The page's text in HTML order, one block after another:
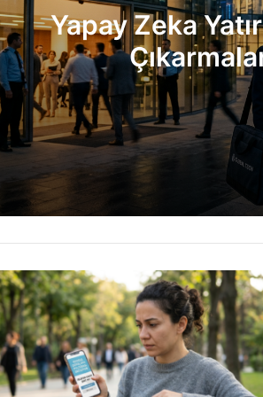
Yapay Zeka
Yapay Zeka Yatırımları Patlarken İşten
Intel Dev Çipler İçin Kritik Engeli Aştı:
7 gün önce
Yeni Nesil Opel Corsa 2027’de